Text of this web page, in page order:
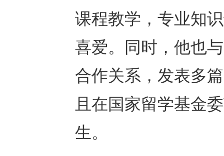
课程教学，专业知
喜爱。同时，他也
合作关系，发表多
且在国家留学基金
生。